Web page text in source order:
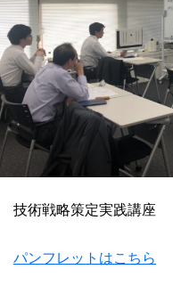
技術戦略策定実践講座
パンフレットはこちら